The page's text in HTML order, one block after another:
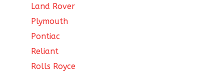
Land Rover
Plymouth
Pontiac
Reliant
Rolls Royce